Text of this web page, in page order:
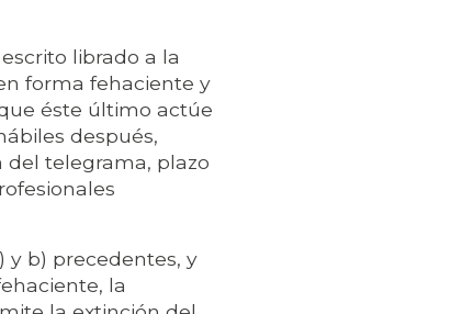
librado a la
forma fehaciente y
éste último actúe
después,
telegrama, plazo
b) precedentes, y
la